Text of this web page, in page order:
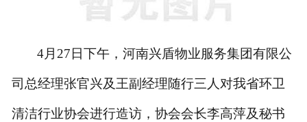
党政要闻
关于协会
联系我们
4月27 日下午，河南兴盾物业服务集团有限公
司总经理张官兴及王副经理随行三人对我省环卫
清洁行业协会进行造访，协会会长李高萍及秘书